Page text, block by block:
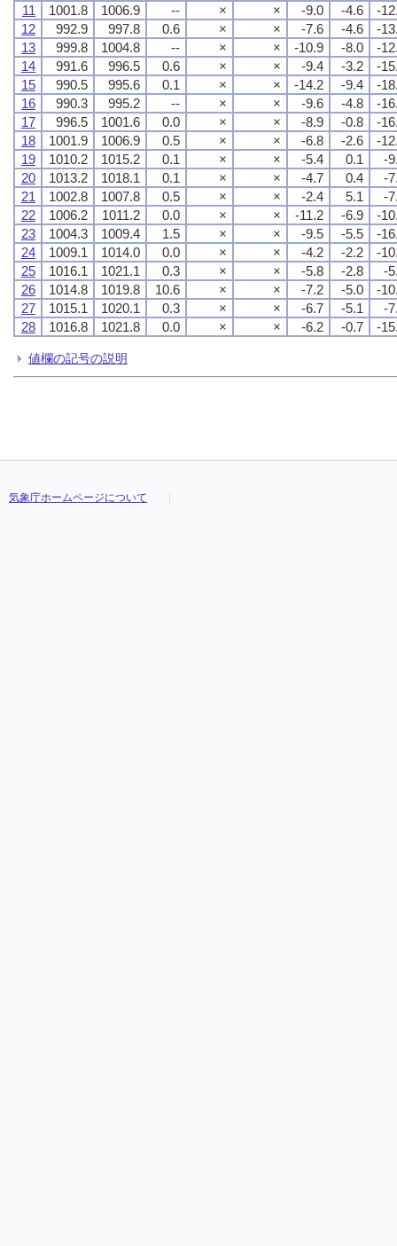
11
1001.8 1006.9 -- × × -9.0 -4.6
-
12
992.9 997.8 0.6 × × -7.6 -4.6
-
13
999.8 1004.8 -- × × -10.9 -8.0
-
14
991.6 996.5 0.6 × × -9.4 -3.2
-
15
990.5 995.6 0.1 × × -14.2 -9.4
-
16
990.3 995.2 -- × × -9.6 -4.8
-
17
996.5 1001.6 0.0 × × -8.9 -0.8
-
18
1001.9 1006.9 0.5 × × -6.8 -2.6
-
19
1010.2 1015.2 0.1 × × -5.4 0.1
-
20
1013.2 1018.1 0.1 × × -4.7 0.4
-
21
1002.8 1007.8 0.5 × × -2.4 5.1
-
22
1006.2 1011.2 0.0 × × -11.2 -6.9
-
23
1004.3 1009.4 1.5 × × -9.5 -5.5
-
24
1009.1 1014.0 0.0 × × -4.2 -2.2
-
25
1016.1 1021.1 0.3 × × -5.8 -2.8
-
26
1014.8 1019.8 10.6 × × -7.2 -5.0
-
27
1015.1 1020.1 0.3 × × -6.7 -5.1
-
28
1016.8 1021.8 0.0 × × -6.2 -0.7 -
値欄の記号の説明
気象庁ホームページについて